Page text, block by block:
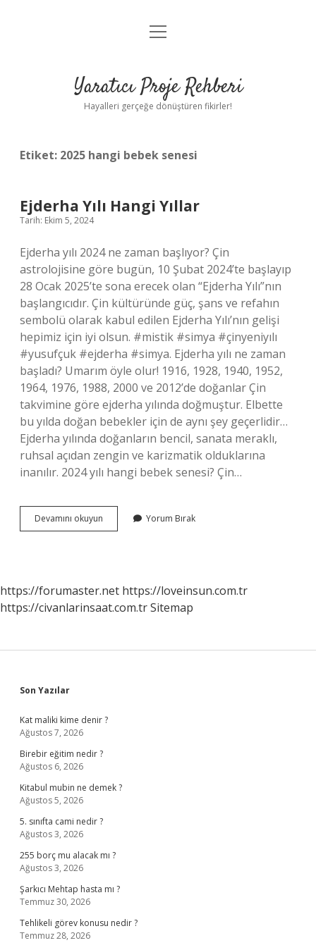
Anasayfa
Yasal Uyarı
menüyü
Yaratıcı Proje Rehberi
Hayalleri gerçeğe dönüştüren fikirler!
Etiket: 2025 hangi bebek senesi
Ejderha Yılı Hangi Yıllar
Tarih: Ekim 5, 2024
Ejderha yılı 2024 ne zaman başlıyor? Çin
astrolojisine göre bugün, 10 Şubat 2024’te başlayıp
28 Ocak 2025’te sona erecek olan “Ejderha Yılı”nın
başlangıcıdır. Çin kültüründe güç, şans ve refahın
sembolü olarak kabul edilen Ejderha Yılı’nın gelişi
hepimiz için iyi olsun. #mistik #simya #çinyeniyılı
#yusufçuk #ejderha #simya. Ejderha yılı ne zaman
başladı? Umarım öyle olur! 1916, 1928, 1940, 1952,
1964, 1976, 1988, 2000 ve 2012’de doğanlar Çin
takvimine göre ejderha yılında doğmuştur. Elbette
bu yılda doğan bebekler için de aynı şey geçerlidir…
Ejderha yılında doğanların bencil, sanata meraklı,
ruhsal açıdan zengin ve karizmatik olduklarına
inanılır. 2024 yılı hangi bebek senesi? Çin…
Devamını okuyun
Yılı
Yorum Bırak
https://forumaster.net https://loveinsun.com.tr
https://civanlarinsaat.com.trSitemap
Sidebar
Son Yazılar
Kat maliki kime denir ?
Ağustos 7, 2026
Birebir eğitim nedir ?
Ağustos 6, 2026
Kitabul mubin ne demek ?
Ağustos 5, 2026
5. sınıfta cami nedir ?
Ağustos 3, 2026
255 borç mu alacak mı ?
Ağustos 3, 2026
Şarkıcı Mehtap hasta mı ?
Temmuz 30, 2026
Tehlikeli görev konusu nedir ?
Temmuz 28, 2026